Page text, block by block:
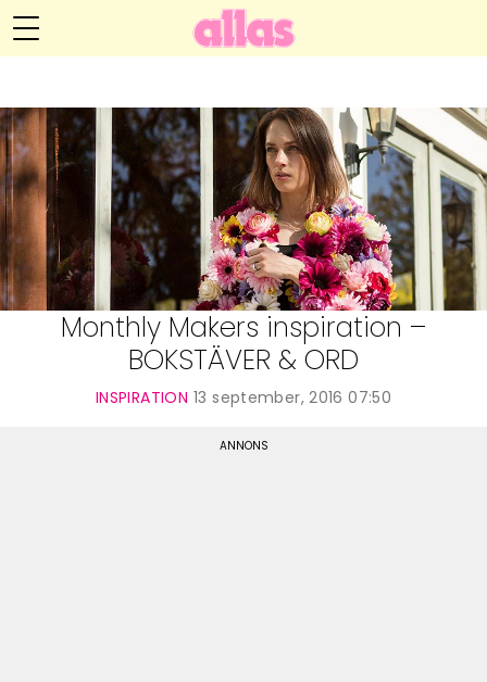
Hälsa
Relationer
Handarbete
Anna María Larssons blogg
Hem
Om Anna María
Kategorier
Arkiv
Kontakt
Monthly Makers inspiration –
BOKSTÄVER & ORD
INSPIRATION 13 september, 2016 07:50